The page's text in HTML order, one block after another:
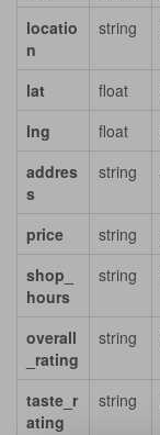
locatio
n
string
lat float
lng
float
addres
s
string
price string
shop_
hours
string
overall
_rating
string
taste_r
ating
string